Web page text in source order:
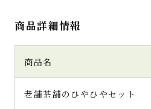
商品詳細情報
商品名
老舗茶舗のひやひやセット